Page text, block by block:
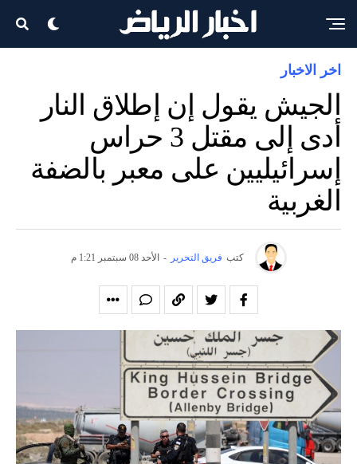
اخر الاخبار
الجيش يقول إن إطلاق النار
أدى إلى مقتل 3 حراس
إسرائيليين على معبر بالضفة
الغربية
كتب فريق التحرير - الأحد 08 سبتمبر 1:21 م